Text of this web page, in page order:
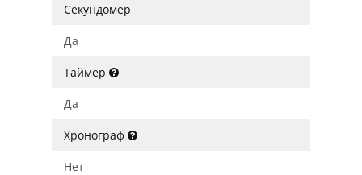
Секундомер
Да
Таймер
Да
Хронограф
Нет